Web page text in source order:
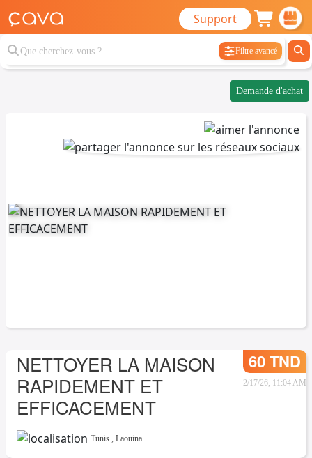
Support
Filtre avancé
Demande d'achat
NETTOYER LA MAISON
RAPIDEMENT ET
EFFICACEMENT
60 TND
2/17/26, 11:04 AM
Tunis , Laouina